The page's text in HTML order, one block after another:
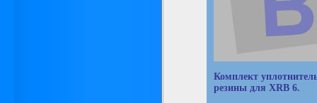
Комплект
резины для XRB 6.